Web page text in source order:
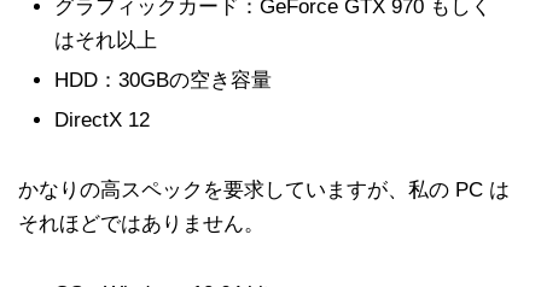
グラフィックカード：GeForce GTX 970 もしく
はそれ以上
HDD：30GBの空き容量
DirectX 12
かなりの高スペックを要求していますが、私の PC は
それほどではありません。